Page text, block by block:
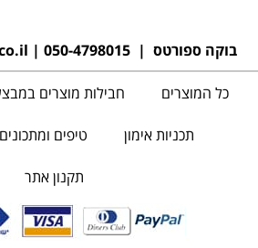
בוקה ספורטס | 050-4798015
|
כל המוצרים חבילות מוצרים
תכניות אימון טיפים ומתכונים
תקנון אתר